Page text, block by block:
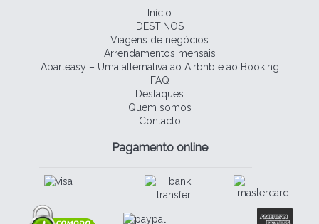
Início
DESTINOS
Viagens de negócios
Arrendamentos mensais
Aparteasy – Uma alternativa ao Airbnb e ao Booking
FAQ
Destaques
Quem somos
Contacto
Pagamento online